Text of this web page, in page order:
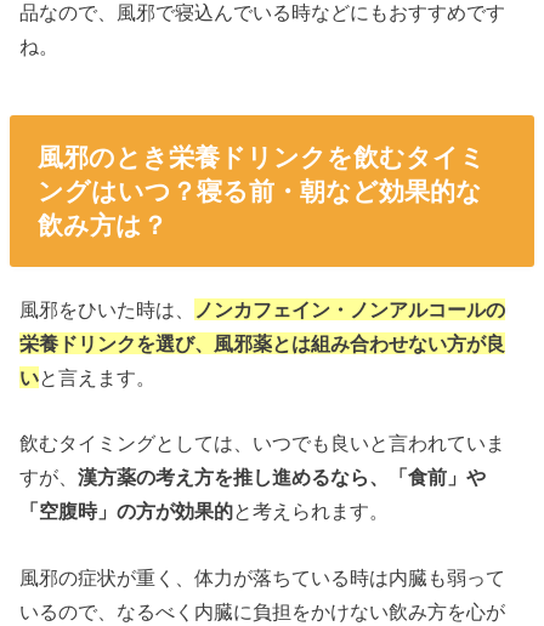
品なので、風邪で寝込んでいる時などにもおすすめです
ね。
風邪のとき栄養ドリンクを飲むタイミ
ングはいつ？寝る前・朝など効果的な
飲み方は？
風邪をひいた時は、
ノンカフェイン・ノンアルコールの
栄養ドリンクを選び、風邪薬とは組み合わせない方が良
いと言えます。
飲むタイミングとしては、いつでも良いと言われていま
すが、漢方薬の考え方を推し進めるなら、「食前」や
「空腹時」の方が効果的と考えられます。
風邪の症状が重く、体力が落ちている時は内臓も弱って
いるので、なるべく内臓に負担をかけない飲み方を心が